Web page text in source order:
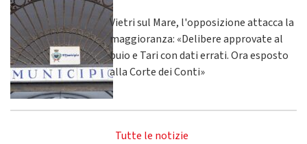
Vietri sul Mare, l'opposizione attacca la
maggioranza: «Delibere approvate al
buio e Tari con dati errati. Ora esposto
alla Corte dei Conti»
Tutte le notizie